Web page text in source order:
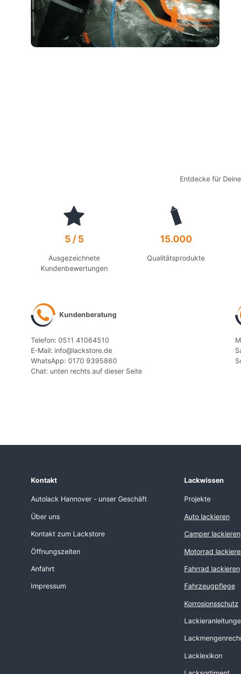
Entdecke für
5 / 5
Ausgezeichnete
Kundenbewertungen
15.000
Qualitätsprodukte
Kundenberatung
Telefon: 0511 41064510
E-Mail: info@lackstore.de
WhatsApp: 0170 9395860
Chat: unten rechts auf dieser Seite
Kontakt
Autolack Hannover - unser Geschäft
Über uns
Kontakt zum Lackstore
Öffnungszeiten
Anfahrt
Impressum
Lackwissen
Projekte
Auto lackieren
Camper lackieren
Motorrad
Fahrrad lackieren
Fahrzeugpflege
Korrosionsschutz
Lacklexikon